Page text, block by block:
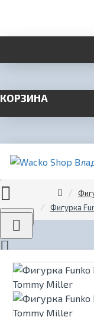
КОРЗИНА
Menu
Фигурка